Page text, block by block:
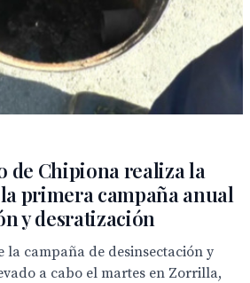
de Chipiona realiza la
primera campaña anual
y desratización
la campaña de desinsectación y
a cabo el martes en Zorrilla,